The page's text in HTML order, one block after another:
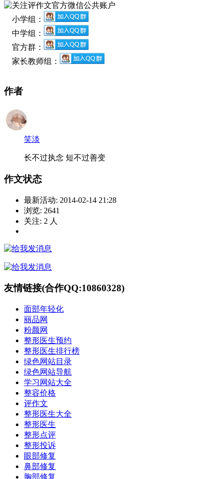
小学组：
中学组：
官方群：
家长教师组：
作者
笑淡
长不过执念 短不过善变
作文状态
最新活动: 2014-02-14 21:28
浏览: 2641
关注: 2 人
友情链接(合作QQ:10860328)
面部年轻化
丽品网
粉颜网
整形医生预约
整形医生排行榜
绿色网站目录
绿色网站导航
学习网站大全
整容价格
评作文
整形医生大全
整形医生
整形点评
整形投诉
眼部修复
鼻部修复
胸部修复